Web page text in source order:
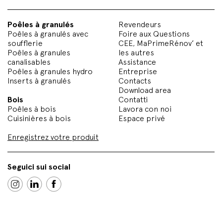
Poêles à granulés
Poêles à granulés avec
soufflerie
Poêles à granules
canalisables
Poêles à granules hydro
Inserts à granulés
Bois
Poêles à bois
Cuisinières à bois
Enregistrez votre produit
Revendeurs
Foire aux Questions
CEE, MaPrimeRénov’ et
les autres
Assistance
Entreprise
Contacts
Download area
Contatti
Lavora con noi
Espace privé
Seguici sui social